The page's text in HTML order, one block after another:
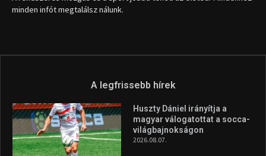
minden infót megtalálsz nálunk.
A legfrissebb hírek
Huszty Dániel irányítja a
magyar válogatottat a socca-
világbajnokságon
2026.08.07.